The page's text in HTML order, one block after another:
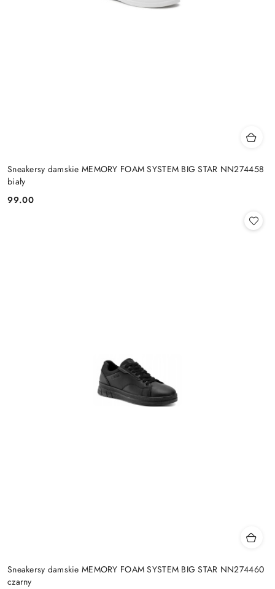
Sneakersy damskie MEMORY FOAM SYSTEM BIG STAR NN274458
biały
Cena:
99.00
Sneakersy damskie MEMORY FOAM SYSTEM BIG STAR NN274460
czarny